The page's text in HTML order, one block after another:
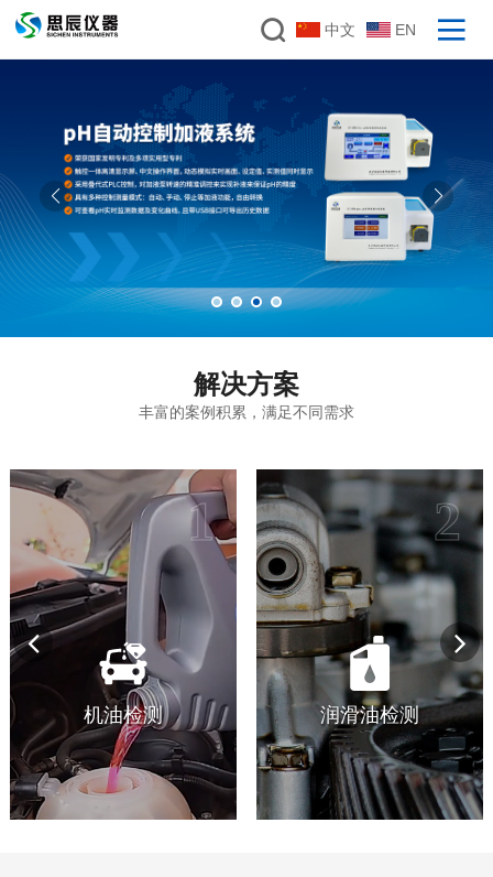
中文 EN
解决方案
丰富的案例积累，满足不同需求
1
机油检测
2
润滑油检测